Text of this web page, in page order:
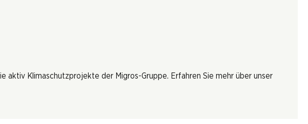
Klimaschutzprojekte der Migros-Gruppe. Erfahren Sie mehr über unser